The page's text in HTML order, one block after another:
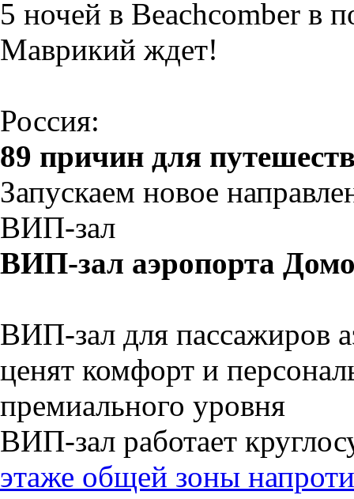
5 ночей в Beachcomber в
Маврикий ждет!
Россия:
89 причин для
Запускаем новое
ВИП-зал
ВИП-зал аэропорта
ВИП-зал для пассажиров
ценят комфорт и
премиального уровня
ВИП-зал работает
этаже общей зоны